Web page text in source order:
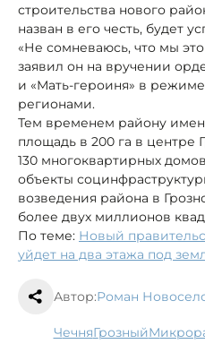
строительства нового
назван в его честь, будет
«Не сомневаюсь, что мы
заявил он на вручении
и «Мать-героиня» в
регионами.
Тем временем району
площадь в 200 га в центре
130 многоквартирных
объекты
возведения района в
более двух миллионов
По теме: Новый
уйдет на два этажа под
Автор:Роман
Чечня Грозный